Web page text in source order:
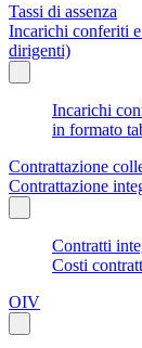
Tassi di assenza
Incarichi conferiti
dirigenti)
Incarichi
in formato
Contrattazione
Contrattazione
Contratti
Costi
OIV